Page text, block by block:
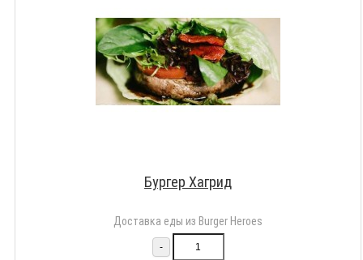
Бургер Хагрид
Доставка еды из Burger Heroes
-